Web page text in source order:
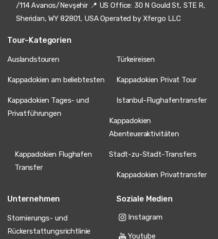
/114 Avanos/Nevşehir 📍 US Office: 30 N Gould St, STE R,
Sheridan, WY 82801, USA Operated by Xfergo LLC
Tour-Kategorien
Auslandstouren Türkeireisen
Kappadokien am beliebtesten Kappadokien Privat Tour
Kappadokien Tages- und
Privatführungen
Istanbul-Flughafentransfer
Kappadokien
Abenteueraktivitäten
Kappadokien Flughafen
Transfer
Stadt-zu-Stadt-Transfers
Kappadokien Privattransfer
Unternehmen
Stornierungs- und
Rückerstattungsrichtlinie
Soziale Medien
Instagram
Youtube